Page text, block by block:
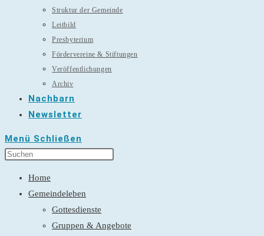
Struktur der Gemeinde
Leitbild
Presbyterium
Fördervereine & Stiftungen
Veröffentlichungen
Archiv
Nachbarn
Newsletter
Menü Schließen
Home
Gemeindeleben
Gottesdienste
Gruppen & Angebote